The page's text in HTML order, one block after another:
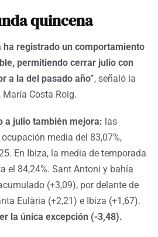
quincena
ha registrado un comportamiento
permitiendo cerrar julio con
a la del pasado año”, señaló la
María Costa Roig.
a julio también mejora: las
media del 83,07%,
En Ibiza, la media de temporada
el 84,24%. Sant Antoni y bahía
(+3,09), por delante de
Eulària (+2,21) e Ibiza (+1,67).
la única excepción (-3,48).